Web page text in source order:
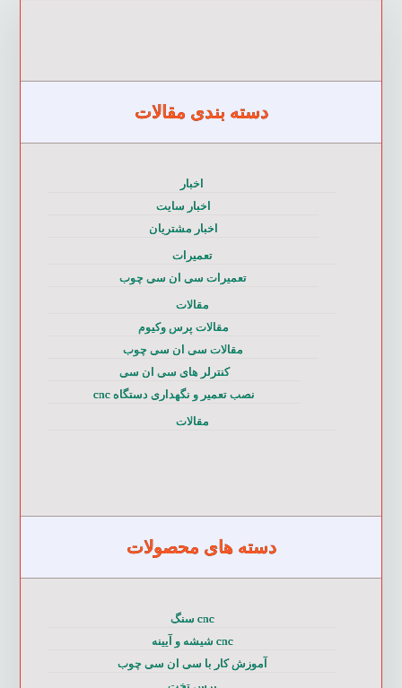
دسته بندی مقالات
اخبار
اخبار سایت
اخبار مشتریان
تعمیرات
تعمیرات سی ان سی چوب
مقالات
مقالات پرس وکیوم
مقالات سی ان سی چوب
کنترلر های سی ان سی
نصب تعمیر و نگهداری دستگاه cnc
مقالات
دسته های محصولات
cnc سنگ
cnc شیشه و آیینه
آموزش کار با سی ان سی چوب